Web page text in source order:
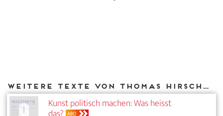
Weitere Texte von Thomas Hirschhorn bei DIAPHANES
Kunst politisch machen: Was heisst
ABO